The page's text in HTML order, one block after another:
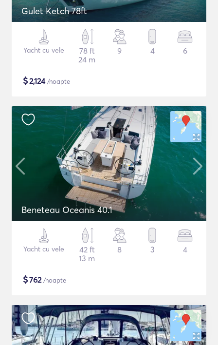
Gulet Ketch 78ft
Yacht cu vele
78 ft
24 m
9 4 6
$2,124/noapte
Beneteau Oceanis 40.1
Yacht cu vele
42 ft
13 m
8 3 4
$762/noapte